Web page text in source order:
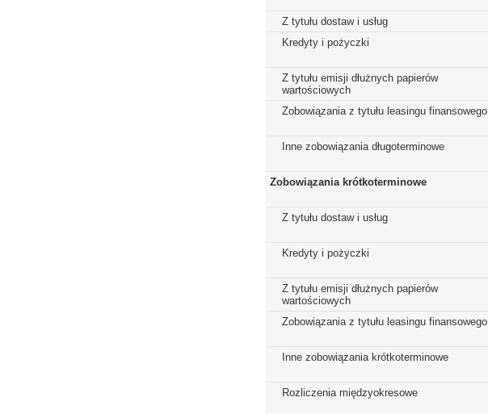
Z tytułu dostaw i usług
Kredyty i pożyczki
Z tytułu emisji dłużnych papierów
wartościowych
Zobowiązania z tytułu leasingu finansowego
Inne zobowiązania długoterminowe
Zobowiązania krótkoterminowe
Z tytułu dostaw i usług
Kredyty i pożyczki
Z tytułu emisji dłużnych papierów
wartościowych
Zobowiązania z tytułu leasingu finansowego
Inne zobowiązania krótkoterminowe
Rozliczenia międzyokresowe